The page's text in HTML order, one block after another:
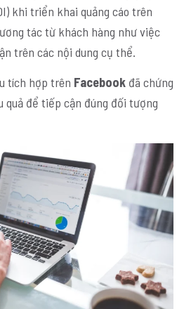
khi triển khai quảng cáo trên
tác từ khách hàng như việc
trên các nội dung cụ thể.
tích hợp trên Facebook đã chứng
quả để tiếp cận đúng đối tượng